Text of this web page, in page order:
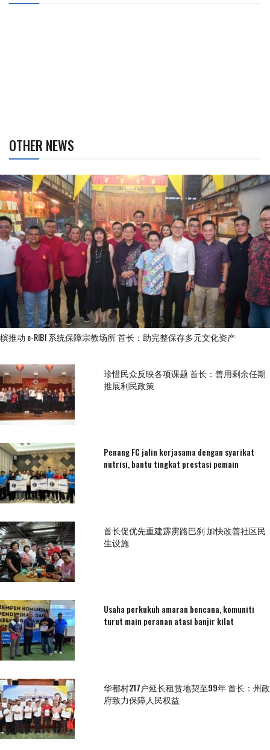
OTHER NEWS
槟推动 e-RIBI 系统保障宗教场所 首长：助完整保存多元文化资产
珍惜民众反映各项课题 首长：善用剩余任期
推展利民政策
Penang FC jalin kerjasama dengan syarikat
nutrisi, bantu tingkat prestasi pemain
首长促优先重建霹雳路巴刹 加快改善社区民
生设施
Usaha perkukuh amaran bencana, komuniti
turut main peranan atasi banjir kilat
华都村217户延长租赁地契至99年 首长：州政
府致力保障人民权益